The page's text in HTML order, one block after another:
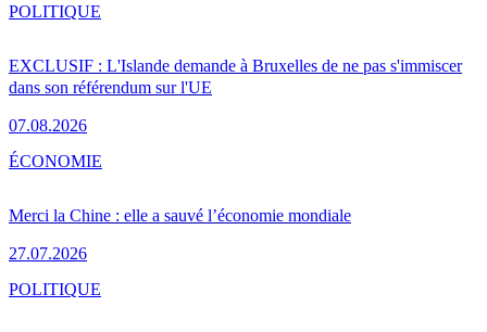
EXCLUSIF : L'Islande demande à Bruxelles de ne pas s'immiscer
dans son référendum sur l'UE
07.08.2026
POLITIQUE
Merci la Chine : elle a sauvé l’économie mondiale
27.07.2026
ÉCONOMIE
POLITIQUE